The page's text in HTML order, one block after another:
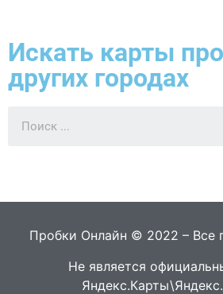
Искать карты
других городах
Пробки Онлайн © 2022 – Все
Не является